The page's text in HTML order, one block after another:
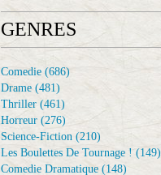
GENRES
Comedie (686)
Drame (481)
Thriller (461)
Horreur (276)
Science-Fiction (210)
Les Boulettes De Tournage ! (149)
Comedie Dramatique (148)